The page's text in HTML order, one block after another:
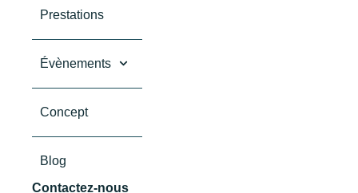
Prestations
Évènements
Concept
Blog
Contactez-nous